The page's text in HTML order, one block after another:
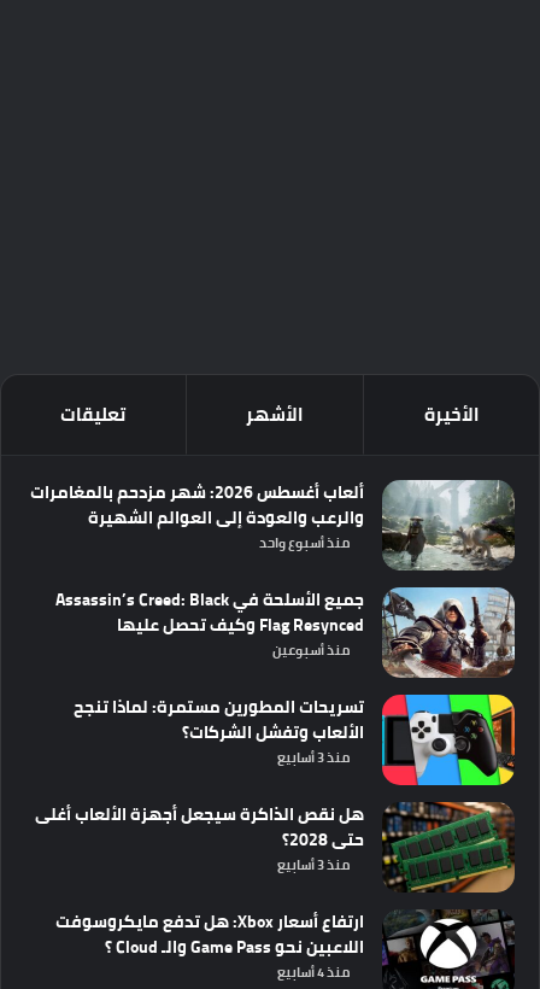
الأخيرة الأشهر تعليقات
ألعاب أغسطس 2026: شهر مزدحم بالمغامرات
والرعب والعودة إلى العوالم الشهيرة
منذ أسبوع واحد
جميع الأسلحة في Assassin’s Creed: Black
Flag Resynced وكيف تحصل عليها
منذ أسبوعين
تسريحات المطورين مستمرة: لماذا تنجح
الألعاب وتفشل الشركات؟
منذ 3 أسابيع
هل نقص الذاكرة سيجعل أجهزة الألعاب أغلى
حتى 2028؟
منذ 3 أسابيع
ارتفاع أسعار Xbox: هل تدفع مايكروسوفت
اللاعبين نحو Game Pass والـ Cloud ؟
منذ 4 أسابيع